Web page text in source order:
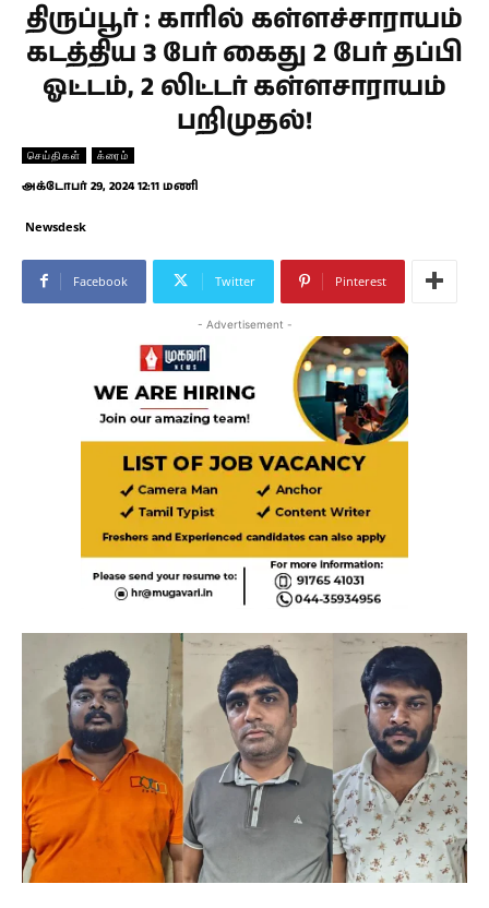
திருப்பூர் : காரில் கள்ளச்சாராயம்
கடத்திய 3 பேர் கைது 2 பேர் தப்பி
ஓட்டம், 2 லிட்டர் கள்ளசாராயம்
பறிமுதல்!
செய்திகள் க்ரைம்
அக்டோபர் 29, 2024 12:11 மணி
Newsdesk
Facebook Twitter Pinterest
- Advertisement -